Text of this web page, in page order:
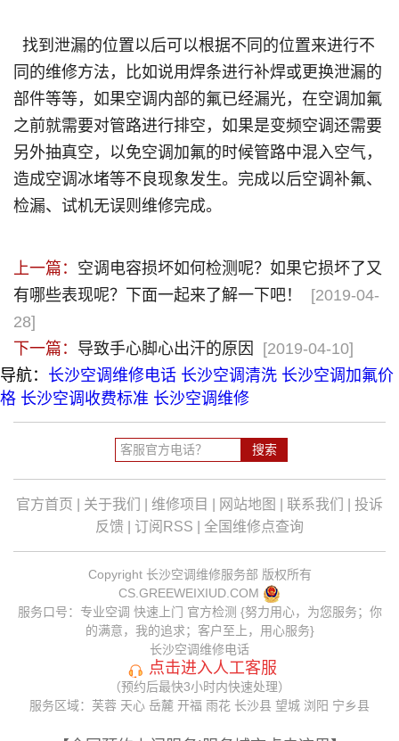
找到泄漏的位置以后可以根据不同的位置来进行不
同的维修方法，比如说用焊条进行补焊或更换泄漏的
部件等等，如果空调内部的氟已经漏光，在空调加氟
之前就需要对管路进行排空，如果是变频空调还需要
另外抽真空，以免空调加氟的时候管路中混入空气，
造成空调冰堵等不良现象发生。完成以后空调补氟、
检漏、试机无误则维修完成。
上一篇： 空调电容损坏如何检测呢？如果它损坏了又
有哪些表现呢？下面一起来了解一下吧！
[2019-04-
28]
下一篇： 导致手心脚心出汗的原因
[2019-04-10]
导航： 长沙空调维修电话 长沙空调清洗 长沙空调加氟价
格 长沙空调收费标准 长沙空调维修
官方首页 关于我们 维修项目 网站地图 联系我们
投诉
反馈
订阅RSS 全国维修点查询
Copyright 长沙空调维修服务部 版权所有
CS.GREEWEIXIUD.COM
服务口号：专业空调 快速上门 官方检测 {努力用心，为您服务；你
的满意，我的追求；客户至上，用心服务}
长沙空调维修电话
点击进入人工客服
（预约后最快3小时内快速处理）
服务区域：芙蓉 天心 岳麓 开福 雨花 长沙县 望城 浏阳 宁乡县